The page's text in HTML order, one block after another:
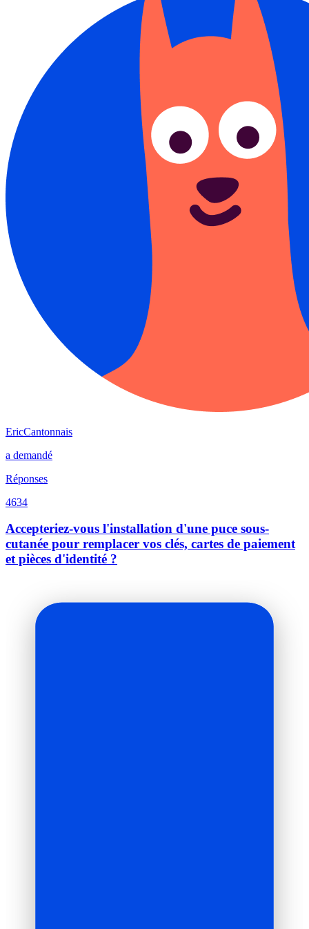
EricCantonnais
a demandé
Réponses
4634
Accepteriez-vous l'installation d'une puce sous-
cutanée pour remplacer vos clés, cartes de paiement
et pièces d'identité ?